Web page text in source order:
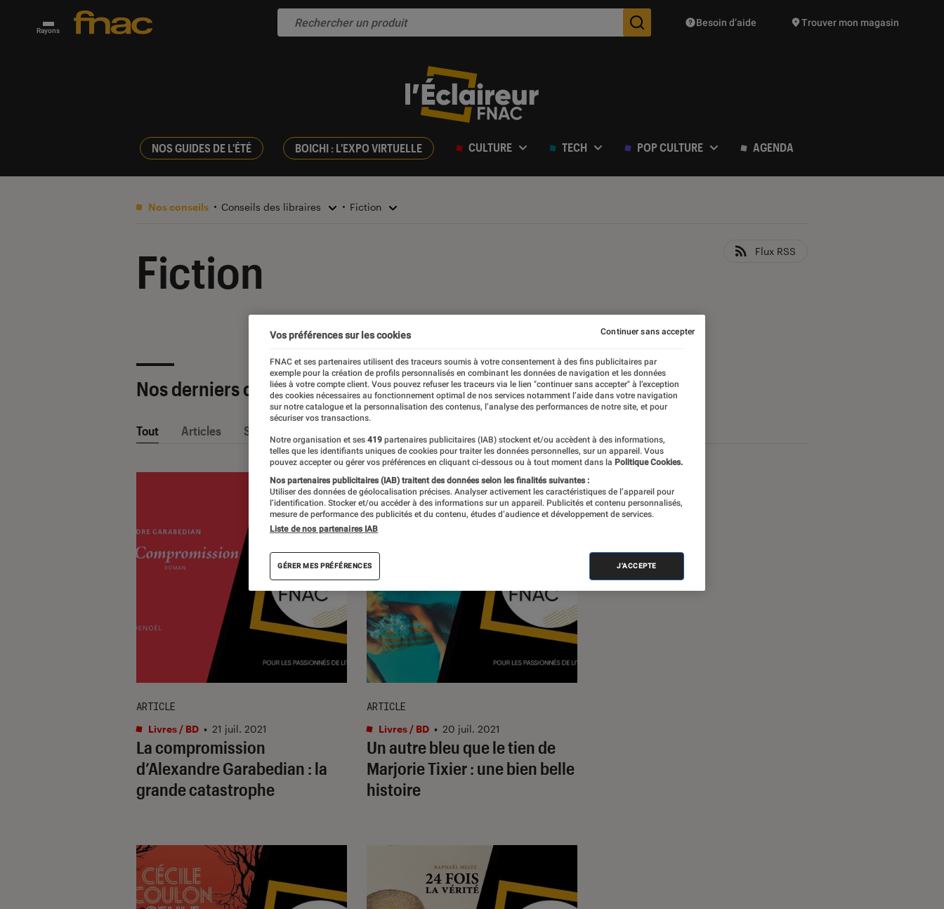
Rayons Des suggestions de produits vont vous être proposées
Besoin d’aide Trouver mon magasin
NOS GUIDES DE L'ÉTÉ BOICHI : L'EXPO VIRTUELLE CULTURE TECH POP CULTURE AGENDA
Nos conseils Conseils des libraires Fiction
Fiction Flux RSS
Nos derniers contenus
Tout Articles Sélections et guides
La compromission
d’Alexandre Garabedian : la
grande catastrophe
ARTICLE
Livres / BD • 21 juil. 2021
Un autre bleu que le tien de
Marjorie Tixier : une bien belle
histoire
ARTICLE
Livres / BD • 20 juil. 2021
Vos préférences sur les cookies
FNAC et ses partenaires utilisent des traceurs soumis à votre consentement à des fins publicitaires par
exemple pour la création de profils personnalisés en combinant les données de navigation et les données
liées à votre compte client. Vous pouvez refuser les traceurs via le lien "continuer sans accepter" à l’exception
des cookies nécessaires au fonctionnement optimal de nos services notamment l’aide dans votre navigation
sur notre catalogue et la personnalisation des contenus, l’analyse des performances de notre site, et pour
sécuriser vos transactions.
Notre organisation et ses 419 partenaires publicitaires (IAB) stockent et/ou accèdent à des informations,
telles que les identifiants uniques de cookies pour traiter les données personnelles, sur un appareil. Vous
pouvez accepter ou gérer vos préférences en cliquant ci-dessous ou à tout moment dans la Politique Cookies.
Nos partenaires publicitaires (IAB) traitent des données selon les finalités suivantes :
Utiliser des données de géolocalisation précises. Analyser activement les caractéristiques de l’appareil pour
l’identification. Stocker et/ou accéder à des informations sur un appareil. Publicités et contenu personnalisés,
mesure de performance des publicités et du contenu, études d’audience et développement de services.
Liste de nos partenaires IAB
GÉRER MES PRÉFÉRENCES J'ACCEPTE
Continuer sans accepter